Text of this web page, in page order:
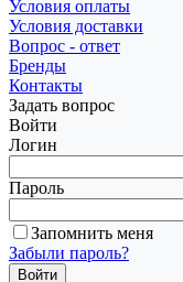
Условия оплаты
Условия доставки
Вопрос - ответ
Бренды
Контакты
Задать вопрос
Войти
Логин
Пароль
Запомнить меня
Забыли пароль?